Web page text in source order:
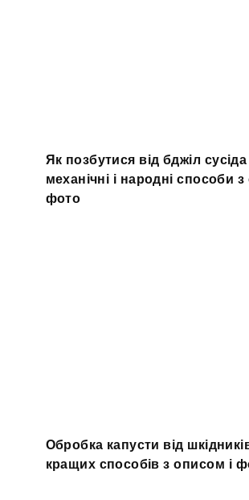
Як позбутися від бджіл
механічні і народні способи
фото
Обробка капусти від
кращих способів з описом і